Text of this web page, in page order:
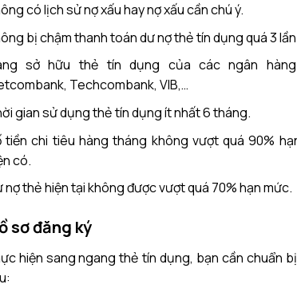
có lịch sử nợ xấu hay nợ xấu cần chú ý.
bị chậm thanh toán dư nợ thẻ tín dụng quá 3
sở hữu thẻ tín dụng của các ngân
Techcombank, VIB,…
gian sử dụng thẻ tín dụng ít nhất 6 tháng.
tiền chi tiêu hàng tháng không vượt quá 90%
có.
nợ thẻ hiện tại không được vượt quá 70% hạn mức.
sơ đăng ký
hiện sang ngang thẻ tín dụng, bạn cần chuẩn